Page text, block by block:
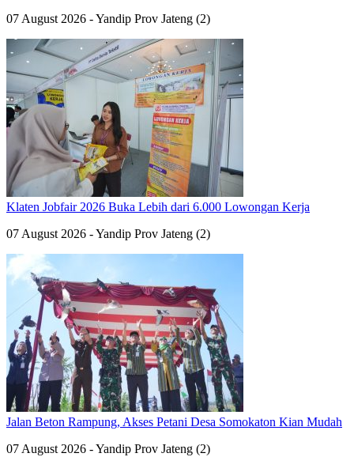
07 August 2026 - Yandip Prov Jateng (2)
Klaten Jobfair 2026 Buka Lebih dari 6.000 Lowongan Kerja
07 August 2026 - Yandip Prov Jateng (2)
Jalan Beton Rampung, Akses Petani Desa Somokaton Kian Mudah
07 August 2026 - Yandip Prov Jateng (2)